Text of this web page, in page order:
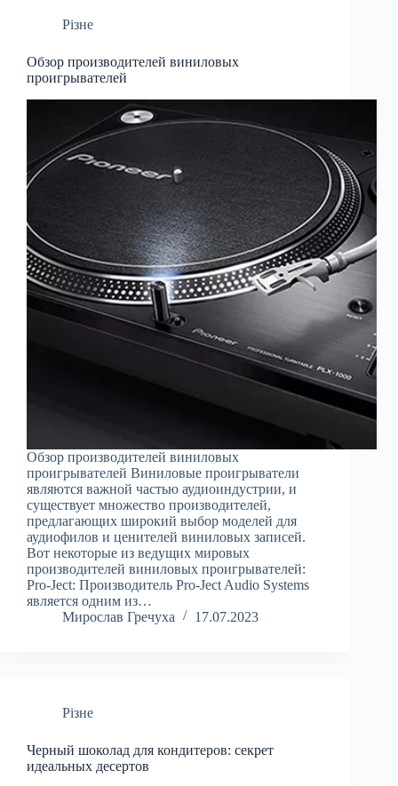
Різне
Обзор производителей виниловых
проигрывателей
Обзор производителей виниловых
проигрывателей Виниловые проигрыватели
являются важной частью аудиоиндустрии, и
существует множество производителей,
предлагающих широкий выбор моделей для
аудиофилов и ценителей виниловых записей.
Вот некоторые из ведущих мировых
производителей виниловых проигрывателей:
Pro-Ject: Производитель Pro-Ject Audio Systems
является одним из…
Мирослав Гречуха
17.07.2023
Різне
Черный шоколад для кондитеров: секрет
идеальных десертов